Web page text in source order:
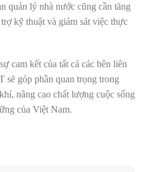
quản lý nhà nước cũng cần tăng
kỹ thuật và giám sát việc thực
cam kết của tất cả các bên liên
góp phần quan trọng trong
nâng cao chất lượng cuộc sống
của Việt Nam.